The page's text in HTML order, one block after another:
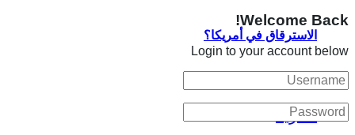
الاسترقاق في أمريكا؟
المزيد
Welcome Back!
Login to your account below